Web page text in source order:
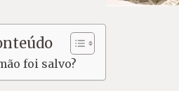
foi salvo?